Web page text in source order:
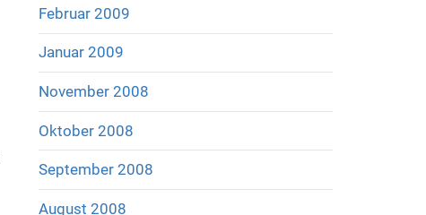
Februar 2009
Januar 2009
November 2008
Oktober 2008
September 2008
August 2008